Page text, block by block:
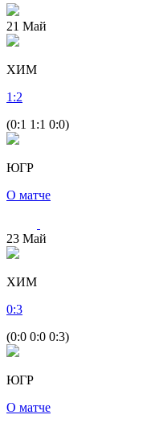
21 Май
ХИМ
1 :2
(0:1 1:1 0:0)
ЮГР
О матче
23 Май
ХИМ
0:3
(0:0 0:0 0:3)
ЮГР
О матче